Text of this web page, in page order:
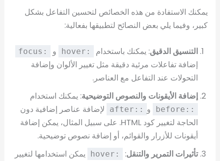
يمكنك الاستفادة من هذه الخصائص لتحسين التفاعل بشكل
كبير، وفيما يلي بعض النصائح لتطبيقها بفعالية:
التنسيق الدقيق: يمكنك باستخدام :hover و :focus
إضافة تفاعلات مرئية دقيقة مثل تغيير الألوان وإضافة
التحولات عند التفاعل مع العناصر.
إضافة الأيقونات والنصوص التوضيحية: يمكنك استخدام
::before و ::after
لإضافة عناصر إضافية دون
الحاجة لتغيير كود HTML. على سبيل المثال، يمكن إضافة
أيقونات للأزرار والقوائم، أو إضافة نصوص توضيحية.
تأثيرات التمرير والتنقل:
:hover
يمكن استخدامها لتغيير